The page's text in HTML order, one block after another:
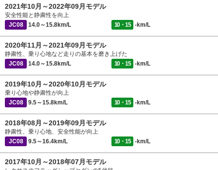
2021年10月～2022年09月モデル
安全性能と静粛性を向上
JC08
14.0～15.8km/L 10・15 -km/L
2020年11月～2021年09月モデル
静粛性、乗り心地など走りの基本を磨き上げた
JC08
14.0～15.8km/L 10・15 -km/L
2019年10月～2020年10月モデル
乗り心地や静粛性が向上
JC08
9.5～15.8km/L 10・15 -km/L
2018年08月～2019年09月モデル
静粛性、乗り心地、安全性能が向上
JC08
9.5～16.4km/L 10・15 -km/L
2017年10月～2018年07月モデル